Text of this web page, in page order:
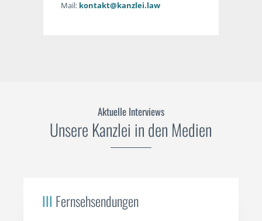
Mail: kontakt@kanzlei.law
Aktuelle Interviews
Unsere Kanzlei in den Medien
III Fernsehsendungen